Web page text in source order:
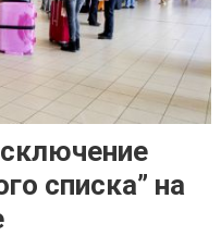
списка” на